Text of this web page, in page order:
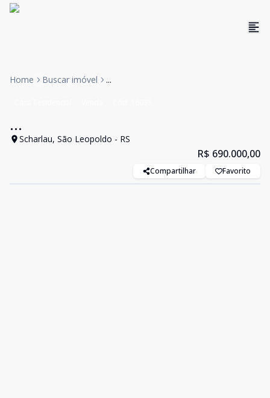
Home Buscar imóvel ...
...
Scharlau, São Leopoldo - RS
R$ 690.000,00
Compartilhar Favorito